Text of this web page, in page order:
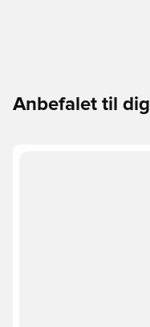
Anbefalet til dig